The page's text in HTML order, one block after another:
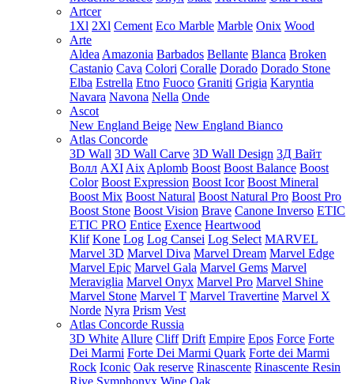
Artcer
1Xl 2Xl Cement Eco Marble Marble Onix Wood
Arte
Aldea Amazonia Barbados Bellante Blanca Broken
Castanio Cava Colori Coralle Dorado Dorado Stone
Elba Estrella Etno Fuoco Graniti Grigia Karyntia
Navara Navona Nella Onde
Ascot
New England Beige New England Bianco
Atlas Concorde
3D Wall 3D Wall Carve 3D Wall Design 3Д Вайт
Волл AXI Aix Aplomb Boost Boost Balance Boost
Color Boost Expression Boost Icor Boost Mineral
Boost Mix Boost Natural Boost Natural Pro Boost Pro
Boost Stone Boost Vision Brave Canone Inverso ETIC
ETIC PRO Entice Exence Heartwood
Klif Kone Log Log Cansei Log Select MARVEL
Marvel 3D Marvel Diva Marvel Dream Marvel Edge
Marvel Epic Marvel Gala Marvel Gems Marvel
Meraviglia Marvel Onyx Marvel Pro Marvel Shine
Marvel Stone Marvel T Marvel Travertine Marvel X
Norde Nyra Prism Vest
Atlas Concorde Russia
3D White Allure Cliff Drift Empire Epos Force Forte
Dei Marmi Forte Dei Marmi Quark Forte dei Marmi
Rock Iconic Oak reserve Rinascente Rinascente Resin